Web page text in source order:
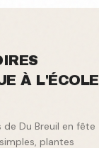
À L'ÉCOLE
Du Breuil en fête
plantes